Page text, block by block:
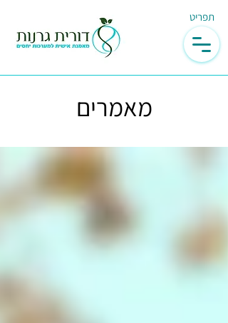
תפריט
מאמרים